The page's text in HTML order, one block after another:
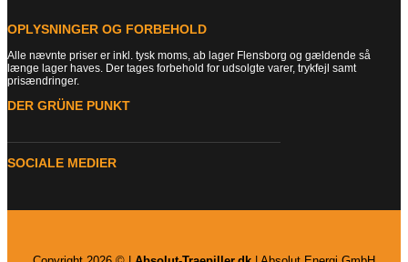
OPLYSNINGER OG FORBEHOLD
Alle nævnte priser er inkl. tysk moms, ab lager Flensborg og gældende så
længe lager haves. Der tages forbehold for udsolgte varer, trykfejl samt
prisændringer.
DER GRÜNE PUNKT
SOCIALE MEDIER